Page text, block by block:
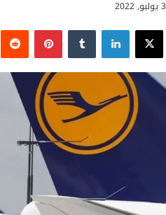
‫X لينكدإن بينتيريست